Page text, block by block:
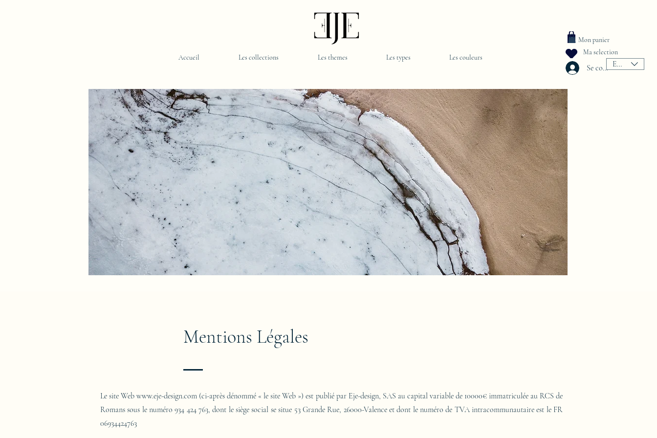
Accueil Les collections Les themes Les types Les couleurs
Mon panier
Ma selection
Se connecterEUR (€)
Mentions Légales
Le site Webwww.eje-design.com (ci-après dénommé « le site Web ») est publié par Eje-design, SAS au capital variable de 10000€ immatriculée au RCS de
Romans sous le numéro 934 424 763, dont le siège social se situe 53 Grande Rue, 26000-Valence et dont le numéro de TVA intracommunautaire est le FR
06934424763